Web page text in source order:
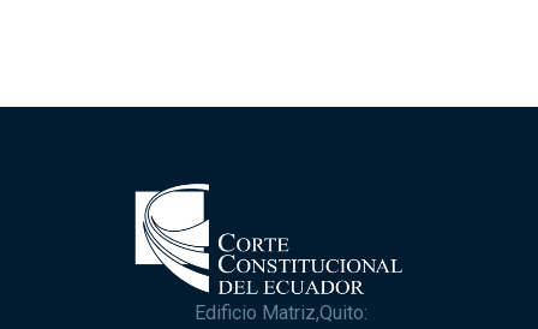
Edificio Matriz,Quito: